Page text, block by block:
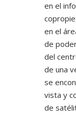
en el
en el
de
del
de una
se
vista y
de